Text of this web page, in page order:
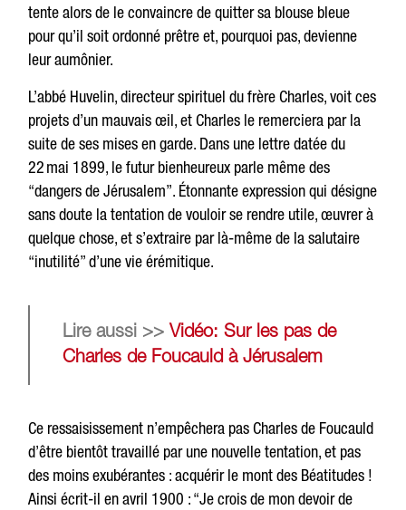
tente alors de le convaincre de quitter sa blouse bleue
pour qu’il soit ordonné prêtre et, pourquoi pas, devienne
leur aumônier.
L’abbé Huvelin, directeur spirituel du frère Charles, voit ces
projets d’un mauvais œil, et Charles le remerciera par la
suite de ses mises en garde. Dans une lettre datée du
22 mai 1899, le futur bienheureux parle même des
“dangers de Jérusalem”. Étonnante expression qui désigne
sans doute la tentation de vouloir se rendre utile, œuvrer à
quelque chose, et s’extraire par là-même de la salutaire
“inutilité” d’une vie érémitique.
Lire aussi >> Vidéo: Sur les pas de
Charles de Foucauld à Jérusalem
Ce ressaisissement n’empêchera pas Charles de Foucauld
d’être bientôt travaillé par une nouvelle tentation, et pas
des moins exubérantes : acquérir le mont des Béatitudes !
Ainsi écrit-il en avril 1900 : “Je crois de mon devoir de